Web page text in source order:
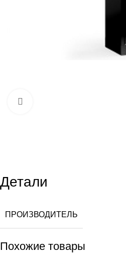
Детали
ПРОИЗВОДИТЕЛЬ
Похожие товары